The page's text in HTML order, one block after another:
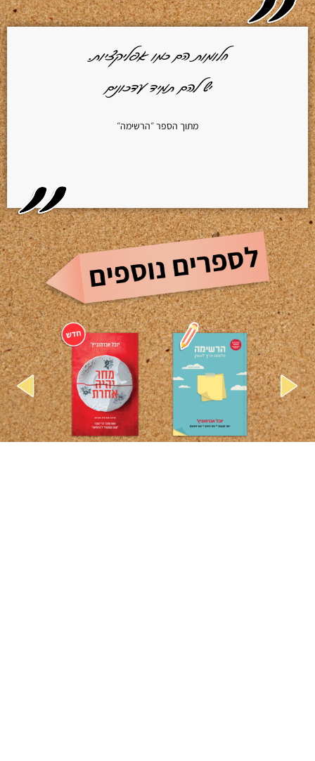
חלומות הם כמו אפליקציות.
יש להם תמיד עדכונים
מתוך הספר ״הרשימה״